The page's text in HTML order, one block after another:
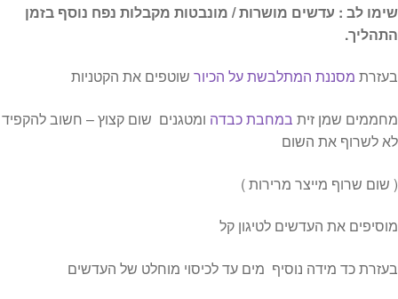
שימו לב : עדשים מושרות / מונבטות מקבלות נפח נוסף בזמן
התהליך.
בעזרת מסננת המתלבשת על הכיור שוטפים את הקטניות
מחממים שמן זית במחבת כבדה ומטגנים שום קצוץ – חשוב להקפיד
לא לשרוף את השום
( שום שרוף מייצר מרירות )
מוסיפים את העדשים לטיגון קל
בעזרת כד מידה נוסיף מים עד לכיסוי מוחלט של העדשים